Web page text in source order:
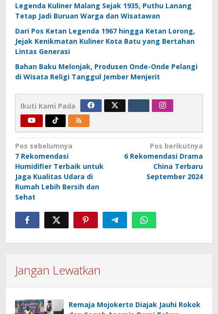
Legenda Kuliner Malang Sejak 1935, Puthu Lanang
Tetap Jadi Buruan Warga dan Wisatawan
Dari Pos Ketan Legenda 1967 hingga Ketan Lorong,
Jejak Kenikmatan Kuliner Kota Batu yang Bertahan
Lintas Generasi
Bahan Baku Melonjak, Produsen Onde-Onde Pelangi
di Wisata Religi Tanggul Jember Menjerit
Ikuti Kami Pada
Navigasi
pos
Pos sebelumnya
7 Rekomendasi
Humidifier Terbaik untuk
Jaga Kualitas Udara di
Rumah Lebih Bersih dan
Sehat
Pos berikutnya
6 Rekomendasi Drama
China Terbaru
September 2024
Jangan Lewatkan
Remaja Mojokerto Diajak Jauhi Rokok